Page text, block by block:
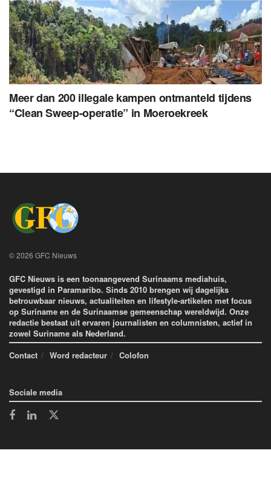
Meer dan 200 illegale kampen ontmanteld tijdens
“Clean Sweep-operatie” in Moeroekreek
© 2026 GFC Nieuws
GFC Nieuws is een toonaangevend Surinaams mediahuis,
gevestigd in Paramaribo. Sinds 2010 brengen wij dagelijks
betrouwbaar nieuws, actualiteiten en lifestyle-artikelen met focus
op Suriname en de Surinaamse gemeenschap wereldwijd. Onze
redactie bestaat uit ervaren journalisten en columnisten, actief in
zowel Suriname als Nederland.
Contact
Word redacteur Colofon
Sociale media